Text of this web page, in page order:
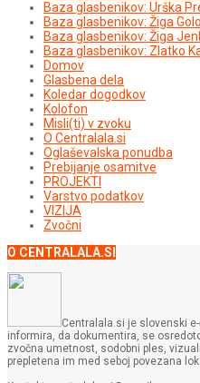
Baza glasbenikov: Urška
Baza glasbenikov: Žiga
Baza glasbenikov: Žiga
Baza glasbenikov: Zlatko
Domov
Glasbena dela
Koledar dogodkov
Kolofon
Misli(ti) v zvoku
O Centralala.si
Oglaševalska ponudba
Prebijanje osamitve
PROJEKTI
Varstvo podatkov
VIZIJA
Zvočni
O CENTRALALA.SI
Centralala.si je slovenski
informira, da dokumentira, se
zvočna umetnost, sodobni ples,
prepletena im med seboj povezana